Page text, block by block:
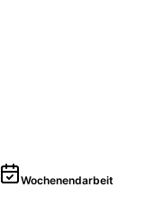
Wochenendarbeit